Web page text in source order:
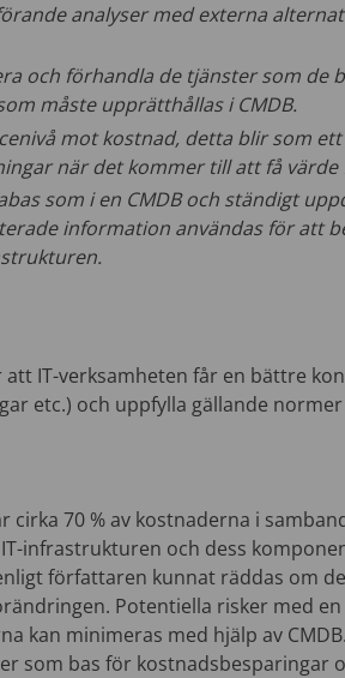
analyser med externa
och förhandla de tjänster som de
måste upprätthållas i CMDB.
mot kostnad, detta blir som
när det kommer till att få värde
som i en CMDB och ständigt
information användas för att
att IT-verksamheten får en bättre
etc.) och uppfylla gällande
cirka 70 % av kostnaderna i
infrastrukturen och dess
författaren kunnat räddas om
Potentiella risker med
kan minimeras med hjälp av
som bas för kostnadsbesparingar